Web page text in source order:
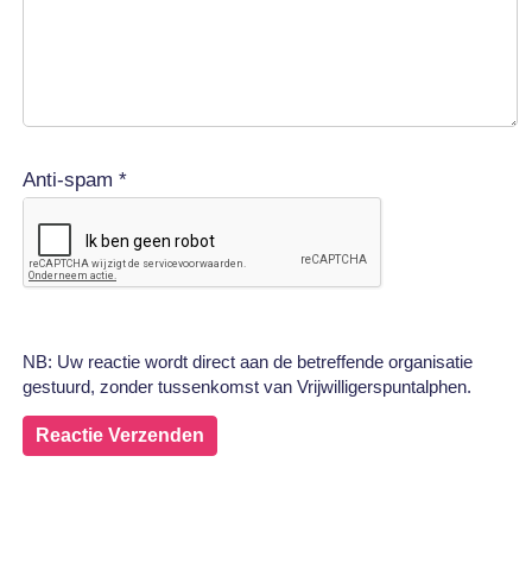
Anti-spam *
NB: Uw reactie wordt direct aan de betreffende organisatie
gestuurd, zonder tussenkomst van Vrijwilligerspuntalphen.